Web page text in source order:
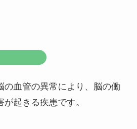
の血管の異常により、脳の働
起きる疾患です。